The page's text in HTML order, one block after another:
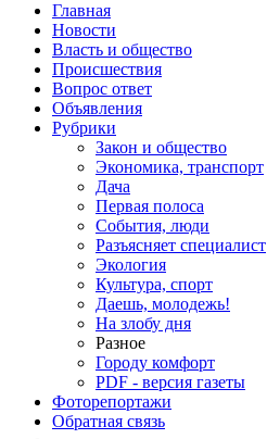
Главная
Новости
Власть и общество
Происшествия
Вопрос ответ
Объявления
Рубрики
Закон и общество
Экономика, транспорт
Дача
Первая полоса
События, люди
Разъясняет специалист
Экология
Культура, спорт
Даешь, молодежь!
На злобу дня
Разное
Городу комфорт
PDF - версия газеты
Фоторепортажи
Обратная связь